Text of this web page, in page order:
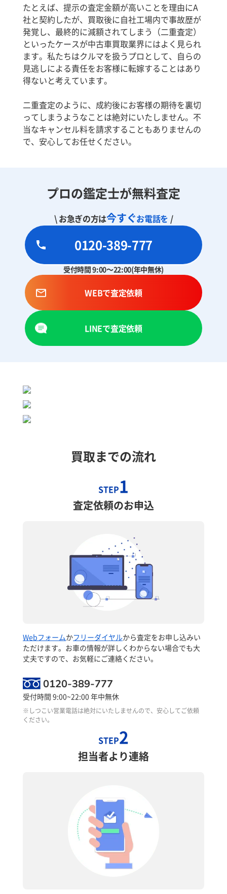
たとえば、提示の査定金額が高いことを理由にA
社と契約したが、買取後に自社工場内で事故歴が
発覚し、最終的に減額されてしまう（二重査定）
といったケースが中古車買取業界にはよく見られ
ます。私たちはクルマを扱うプロとして、自らの
見逃しによる責任をお客様に転嫁することはあり
得ないと考えています。
二重査定のように、成約後にお客様の期待を裏切
ってしまうようなことは絶対にいたしません。不
当なキャンセル料を請求することもありませんの
で、安心してお任せください。
プロの鑑定士が無料査定
\ お急ぎの方は今すぐお電話を /
0120-389-777
受付時間 9:00～22:00(年中無休)
WEBで査定依頼
LINEで査定依頼
買取までの流れ
STEP1
査定依頼のお申込
Webフォームかフリーダイヤルから査定をお申し込みい
ただけます。お車の情報が詳しくわからない場合でも大
丈夫ですので、お気軽にご連絡ください。
0120-389-777
受付時間 9:00~22:00 年中無休
※しつこい営業電話は絶対にいたしませんので、安心してご依頼
ください。
STEP2
担当者より連絡